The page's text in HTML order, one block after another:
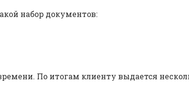
набор документов:
По итогам клиенту выдается